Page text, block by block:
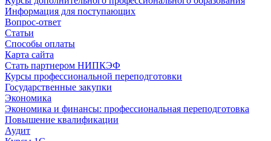
Информация для поступающих
Вопрос-ответ
Статьи
Способы оплаты
Карта сайта
Стать партнером НИПКЭФ
Курсы профессиональной переподготовки
Государственные закупки
Экономика
Экономика и финансы: профессиональная переподготовка
Повышение квалификации
Аудит